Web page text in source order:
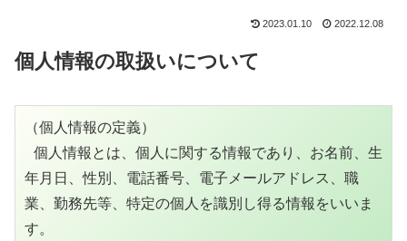
2023.01.10 2022.12.08
個人情報の取扱いについて
（個人情報の定義）
年月日、性別、電話番号、電子メールアドレス、職
業、勤務先等、特定の個人を識別し得る情報をいいま
す。